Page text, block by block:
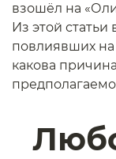
взошёл на
Из этой
повлиявших на
какова